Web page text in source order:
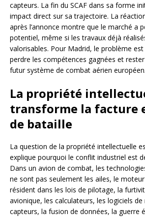
capteurs. La fin du SCAF dans sa forme
impact direct sur sa trajectoire. La
après l’annonce montre que le marché a
potentiel, même si les travaux déjà
valorisables. Pour Madrid, le problème
perdre les compétences gagnées et
futur système de combat aérien européen.
La propriété
transforme la facture
de bataille
La question de la propriété intellectuelle
explique pourquoi le conflit industriel est
Dans un avion de combat, les
ne sont pas seulement les ailes, le
résident dans les lois de pilotage, la
avionique, les calculateurs, les logiciels de
capteurs, la fusion de données, la guerre